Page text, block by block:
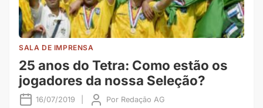
SALA DE IMPRENSA
25 anos do Tetra: Como estão os
jogadores da nossa Seleção?
16/07/2019 Por Redação AG